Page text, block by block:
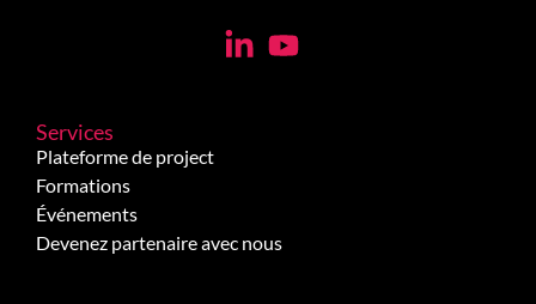
Services
Plateforme de project
Formations
Événements
Devenez partenaire avec nous